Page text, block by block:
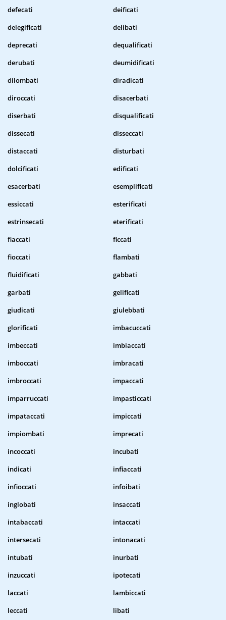
defecati
deificati
delegificati
delibati
deprecati
dequalificati
derubati
deumidificati
dilombati
diradicati
diroccati
disacerbati
diserbati
disqualificati
dissecati
disseccati
distaccati
disturbati
dolcificati
edificati
esacerbati
esemplificati
essiccati
esterificati
estrinsecati
eterificati
fiaccati
ficcati
fioccati
flambati
fluidificati
gabbati
garbati
gelificati
giudicati
giulebbati
glorificati
imbacuccati
imbeccati
imbiaccati
imboccati
imbracati
imbroccati
impaccati
imparruccati
impasticcati
impataccati
impiccati
impiombati
imprecati
incoccati
incubati
indicati
infiaccati
infioccati
infoibati
inglobati
insaccati
intabaccati
intaccati
intersecati
intonacati
intubati
inurbati
inzuccati
ipotecati
laccati
lambiccati
leccati
libati